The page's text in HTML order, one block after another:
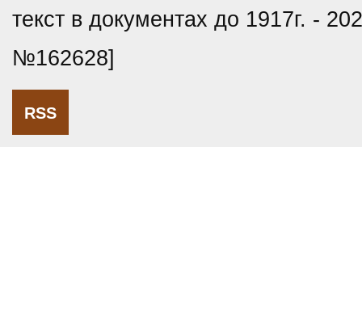
текст в документах до 1917г. -
№162628]
RSS